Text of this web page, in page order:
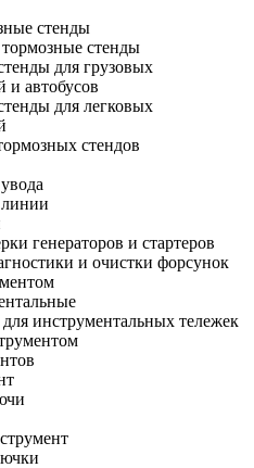
стенды
стенды
для грузовых
и автобусов
для легковых
стендов
линии
генераторов и стартеров
и очистки форсунок
инструментальных тележек